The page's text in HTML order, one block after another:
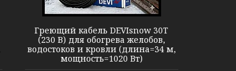
Греющий кабель DEVIsnow 30T
(230 В) для обогрева желобов,
водостоков и кровли (длина=34 м,
мощность=1020 Вт)